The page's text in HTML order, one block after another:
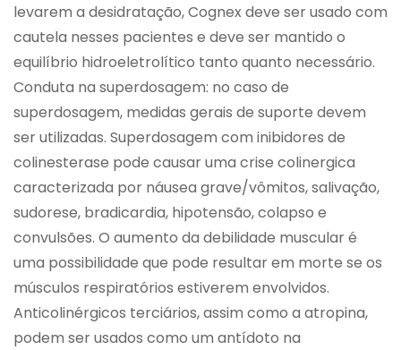
levarem a desidratação, Cognex deve ser usado com
cautela nesses pacientes e deve ser mantido o
equilíbrio hidroeletrolítico tanto quanto necessário.
Conduta na superdosagem: no caso de
superdosagem, medidas gerais de suporte devem
ser utilizadas. Superdosagem com inibidores de
colinesterase pode causar uma crise colinergica
caracterizada por náusea grave/vômitos, salivação,
sudorese, bradicardia, hipotensão, colapso e
convulsões. O aumento da debilidade muscular é
uma possibilidade que pode resultar em morte se os
músculos respiratórios estiverem envolvidos.
Anticolinérgicos terciários, assim como a atropina,
podem ser usados como um antídoto na